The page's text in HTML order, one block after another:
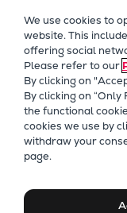
Company
We give
für dich.
We use cookies to
website. This
offering social
Please refer to our
By clicking on
By clicking on
the functional
cookies we use by
withdraw your
page.